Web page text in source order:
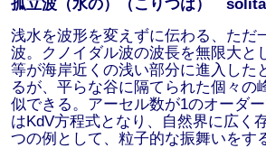
孤立波（水の）（こりつは）
浅水を波形を変えずに伝わる、ただ
波。クノイダル波の波長を無限大と
等が海岸近くの浅い部分に進入した
るが、平らな谷に隔てられた個々の
似できる。アーセル数が1のオーダ
はKdV方程式となり、自然界に広く
つの例として、粒子的な振舞いをす